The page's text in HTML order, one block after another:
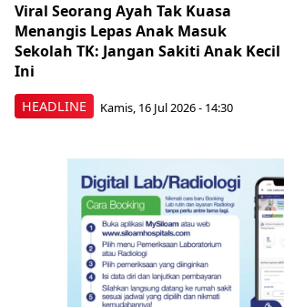
HEADLINE
Viral Seorang Ayah Tak Kuasa
Menangis Lepas Anak Masuk
Sekolah TK: Jangan Sakiti Anak Kecil
Ini
Kamis, 16 Jul 2026 - 14:30